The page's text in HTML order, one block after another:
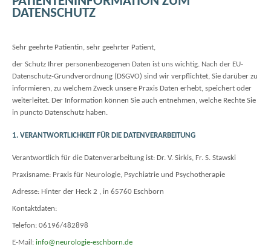
DATENSCHUTZ
Sehr geehrte Patientin, sehr geehrter Patient,
der Schutz Ihrer personenbezogenen Daten ist uns wichtig. Nach der EU-
Datenschutz-Grundverordnung (DSGVO) sind wir verpflichtet, Sie darüber zu
informieren, zu welchem Zweck unsere Praxis Daten erhebt, speichert oder
weiterleitet. Der Information können Sie auch entnehmen, welche Rechte Sie
in puncto Datenschutz haben.
1. VERANTWORTLICHKEIT FÜR DIE DATENVERARBEITUNG
Verantwortlich für die Datenverarbeitung ist: Dr. V. Sirkis, Fr. S. Stawski
Praxisname: Praxis für Neurologie, Psychiatrie und Psychotherapie
Adresse: Hinter der Heck 2 , in 65760 Eschborn
Kontaktdaten:
Telefon: 06196/482898
E-Mail: info@neurologie-eschborn.de